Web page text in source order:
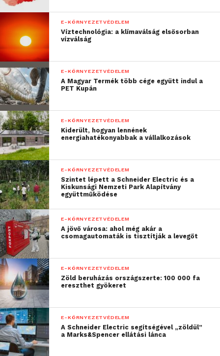
Engedjük be a fényt!
A Daylight Visualizer segítségével egy szakember
bármilyen térben felmérheti és optimalizálhatja a
nappali fényviszonyokat fotórealisztikus
megjelenítésekkel és hamisszínes térképezéssel
szabványos és összetett nyílászárórendszerek
számára is. A programmal többek között
megjeleníthetjük a fénysűrűség, a megvilágítási
erősség és a nappali fénytényező szintjeit,
szimulálhatjuk vele a napfény átirányítását
fénycsatornákkal, árnyékolókkal és
világítópolcokkal, valamint alaprajzok,
metszetnézetek és perspektivikus ábrázolások
segítségével meg tudjuk vizsgálni a nappali
fényviszonyokat is. Sőt a Daylight Visualizerrel
képesek leszünk még a nyílászárórendszereket
(CFS) és árnyékolástechnikai termékeket is
szimulálni BSDF anyagokkal.
A riportolási rendszer lehetővé teszi, hogy az
általunk meghatározott nappali fénymérési zónák
alapján automatikus jelentéseket, valamint az
E-KÖRNYEZETVÉDELEM
Víztechnológia: a klímaválság elsősorban
vízválság
E-KÖRNYEZETVÉDELEM
A Magyar Termék több cége együtt indul a
PET Kupán
E-KÖRNYEZETVÉDELEM
Kiderült, hogyan lennének
energiahatékonyabbak a vállalkozások
E-KÖRNYEZETVÉDELEM
Szintet lépett a Schneider Electric és a
Kiskunsági Nemzeti Park Alapítvány
együttműködése
E-KÖRNYEZETVÉDELEM
A jövő városa: ahol még akár a
csomagautomaták is tisztítják a levegőt
E-KÖRNYEZETVÉDELEM
Zöld beruházás országszerte: 100 000 fa
ereszthet gyökeret
E-KÖRNYEZETVÉDELEM
A Schneider Electric segítségével „zöldül”
a Marks&Spencer ellátási lánca